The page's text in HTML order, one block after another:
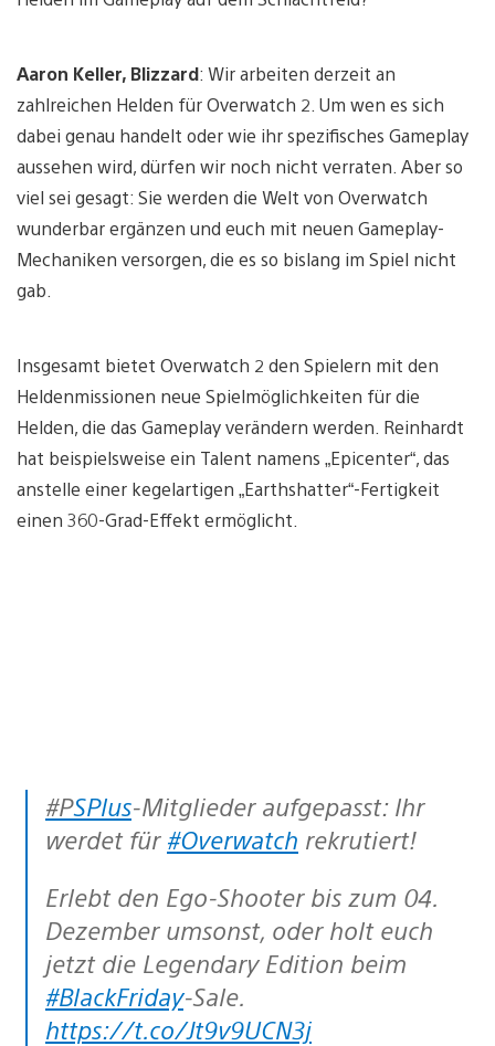
Aaron Keller, Blizzard: Wir arbeiten derzeit an
zahlreichen Helden für Overwatch 2. Um wen es sich
dabei genau handelt oder wie ihr spezifisches Gameplay
aussehen wird, dürfen wir noch nicht verraten. Aber so
viel sei gesagt: Sie werden die Welt von Overwatch
wunderbar ergänzen und euch mit neuen Gameplay-
Mechaniken versorgen, die es so bislang im Spiel nicht
gab.
Insgesamt bietet Overwatch 2 den Spielern mit den
Heldenmissionen neue Spielmöglichkeiten für die
Helden, die das Gameplay verändern werden. Reinhardt
hat beispielsweise ein Talent namens „Epicenter“, das
anstelle einer kegelartigen „Earthshatter“-Fertigkeit
einen 360-Grad-Effekt ermöglicht.
#PSPlus-Mitglieder aufgepasst: Ihr
werdet für #Overwatch rekrutiert!
Erlebt den Ego-Shooter bis zum 04.
Dezember umsonst, oder holt euch
jetzt die Legendary Edition beim
#BlackFriday-Sale.
https://t.co/Jt9v9UCN3j